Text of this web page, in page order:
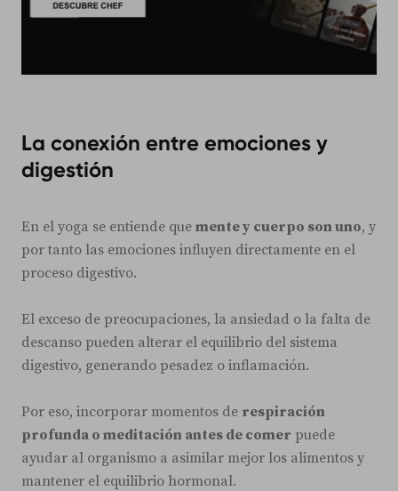
La conexión entre emociones y
digestión
En el yoga se entiende que mente y cuerpo son uno, y
por tanto las emociones influyen directamente en el
proceso digestivo.
El exceso de preocupaciones, la ansiedad o la falta de
descanso pueden alterar el equilibrio del sistema
digestivo, generando pesadez o inflamación.
Por eso, incorporar momentos de respiración
profunda o meditación antes de comer puede
ayudar al organismo a asimilar mejor los alimentos y
mantener el equilibrio hormonal.